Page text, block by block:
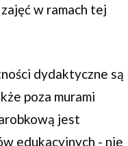
w ramach tej
dydaktyczne są
poza murami
jest
edukacyjnych - nie